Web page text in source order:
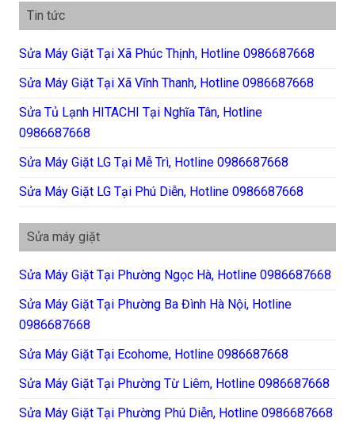
Tin tức
Sửa Máy Giặt Tại Xã Phúc Thịnh, Hotline 0986687668
Sửa Máy Giặt Tại Xã Vĩnh Thanh, Hotline 0986687668
Sửa Tủ Lạnh HITACHI Tại Nghĩa Tân, Hotline
0986687668
Sửa Máy Giặt LG Tại Mễ Trì, Hotline 0986687668
Sửa Máy Giặt LG Tại Phú Diễn, Hotline 0986687668
Sửa máy giặt
Sửa Máy Giặt Tại Phường Ngọc Hà, Hotline 0986687668
Sửa Máy Giặt Tại Phường Ba Đình Hà Nội, Hotline
0986687668
Sửa Máy Giặt Tại Ecohome, Hotline 0986687668
Sửa Máy Giặt Tại Phường Từ Liêm, Hotline 0986687668
Sửa Máy Giặt Tại Phường Phú Diễn, Hotline 0986687668